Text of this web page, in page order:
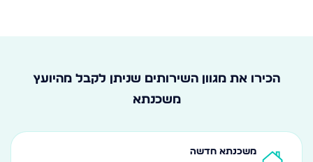
הכירו את מגוון השירותים שניתן לקבל מהיועץ
משכנתא
משכנתא חדשה